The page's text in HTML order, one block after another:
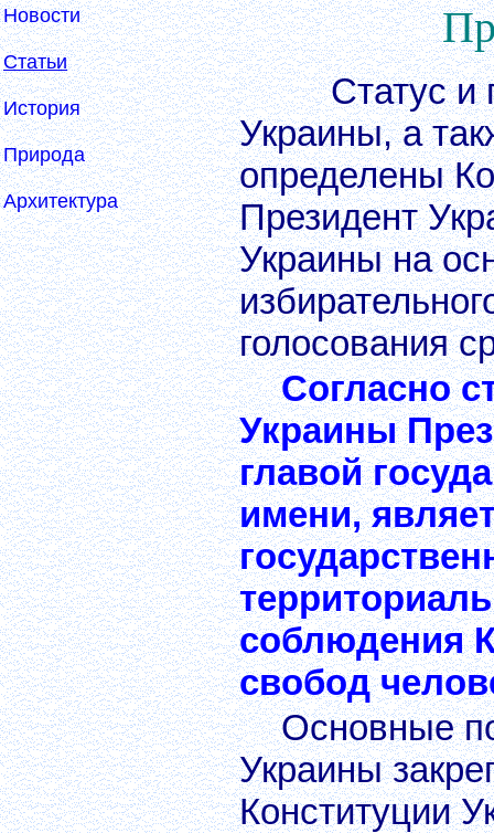
Новости
Статьи
История
Природа
Архитектура
Статус и
Украины, а
определены
Президент
Украины на
голосования
Согласно
Украины
главой
имени,
соблюдения
свобод
Основные
Украины
Конституции